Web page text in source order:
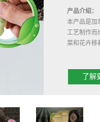
产品介绍：
本产品是加
工艺制作而
菜和花卉移
在作物移
将本产品按
营养含量：
N-P-K 8-18-
了解